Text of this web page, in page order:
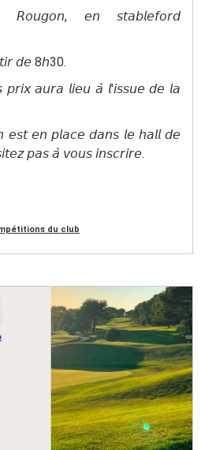
𝘙𝘰𝘶𝘨𝘰𝘯, 𝘦𝘯 𝘴𝘵𝘢𝘣𝘭𝘦𝘧𝘰𝘳𝘥
𝘥𝘦 8𝘩30.
𝘢𝘶𝘳𝘢 𝘭𝘪𝘦𝘶 𝘢̀ 𝘭'𝘪𝘴𝘴𝘶𝘦 𝘥𝘦 𝘭𝘢
𝘦𝘴𝘵 𝘦𝘯 𝘱𝘭𝘢𝘤𝘦 𝘥𝘢𝘯𝘴 𝘭𝘦 𝘩𝘢𝘭𝘭 𝘥𝘦
𝘱𝘢𝘴 𝘢̀ 𝘷𝘰𝘶𝘴 𝘪𝘯𝘴𝘤𝘳𝘪𝘳𝘦.
du club